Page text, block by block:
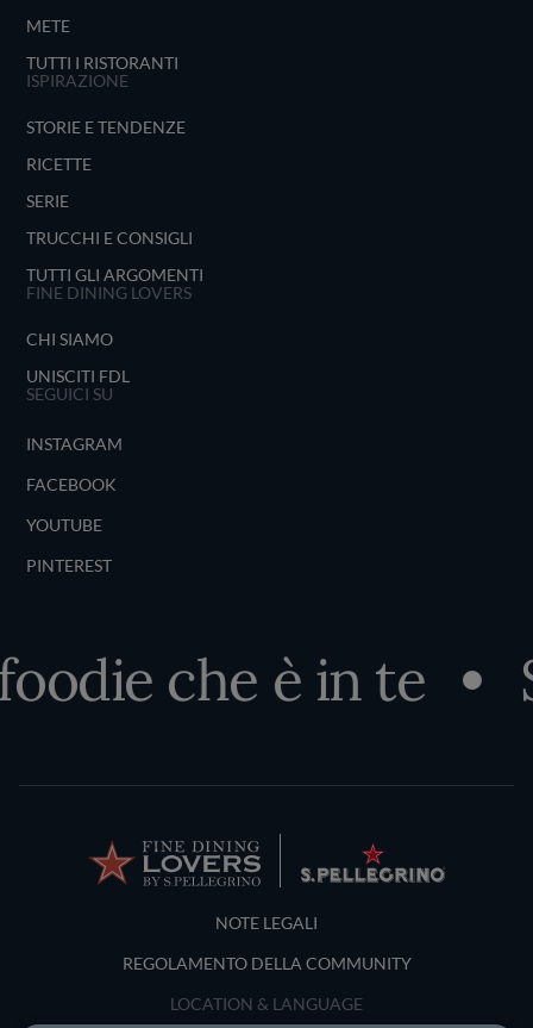
METE
TUTTI I RISTORANTI
ISPIRAZIONE
STORIE E TENDENZE
RICETTE
SERIE
TRUCCHI E CONSIGLI
TUTTI GLI ARGOMENTI
FINE DINING LOVERS
CHI SIAMO
UNISCITI FDL
SEGUICI SU
INSTAGRAM
FACEBOOK
YOUTUBE
PINTEREST
che è in te
Terms and Conditions
NOTE LEGALI
REGOLAMENTO DELLA COMMUNITY
LOCATION & LANGUAGE